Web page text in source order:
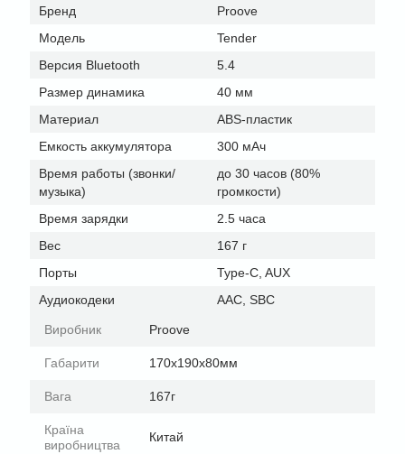
Бренд
Proove
Модель
Tender
Версия Bluetooth
5.4
Размер динамика
40 мм
Материал
ABS-пластик
Емкость аккумулятора
300 мАч
Время работы (звонки/
музыка)
до 30 часов (80%
громкости)
Время зарядки
2.5 часа
Вес
167 г
Порты
Type-C, AUX
Аудиокодеки
AAC, SBC
Виробник Proove
Габарити 170x190x80мм
Вага 167г
Країна
виробництва
Китай